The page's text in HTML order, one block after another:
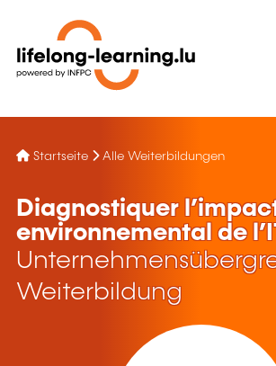
Startseite Alle Weiterbildungen
Diagnostiquer
environnemental de
Weiterbildung